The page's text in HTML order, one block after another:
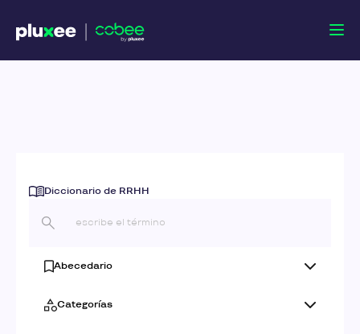
Diccionario de RRHH
Abecedario
Categorías